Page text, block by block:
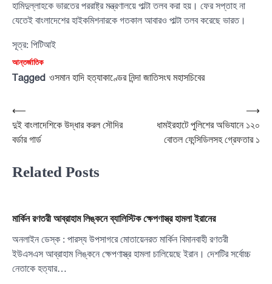
হামিদুল্লাহকে ভারতের পররাষ্ট্র মন্ত্রণালয়ে পাল্টা তলব করা হয়। ফের সপ্তাহ না
যেতেই বাংলাদেশের হাইকমিশনারকে গতকাল আবারও পাল্টা তলব করেছে ভারত।
সূত্র: পিটিআই
আন্তর্জাতিক
Tagged ওসমান হাদি হত্যাকাণ্ডের নিন্দা জাতিসংঘ মহাসচিবের
Post
navigation
⟵
দুই বাংলাদেশিকে উদ্ধার করল সৌদির
বর্ডার গার্ড
ধামইরহাটে পুলিশের অভিযানে ১২০
বোতল ফেন্সিডিলসহ গ্রেফতার ১
⟶
Related Posts
মার্কিন রণতরী আব্রাহাম লিঙ্কনে ব্যালিস্টিক ক্ষেপণাস্ত্র হামলা ইরানের
অনলাইন ডেস্ক : পারস্য উপসাগরে মোতায়েনরত মার্কিন বিমানবাহী রণতরী
ইউএসএস আব্রাহাম লিঙ্কনে ক্ষেপণাস্ত্র হামলা চালিয়েছে ইরান। দেশটির সর্বোচ্চ
নেতাকে হত্যার…